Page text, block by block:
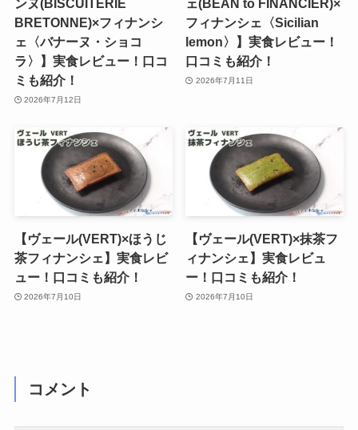
ンヌ(BISCUITERIE
BRETONNE)×フィナンシ
ェ〈バナーヌ・ショコ
ラ〉】実食レビュー！口コ
ミも紹介！
2026年7月12日
ェ(BEAN to FINANCIER)×
フィナンシェ〈Sicilian
lemon〉】実食レビュー！
口コミも紹介！
2026年7月11日
【ヴェール(VERT)×ほうじ
茶フィナンシェ】実食レビ
ュー！口コミも紹介！
2026年7月10日
【ヴェール(VERT)×抹茶フ
ィナンシェ】実食レビュ
ー！口コミも紹介！
2026年7月10日
コメント